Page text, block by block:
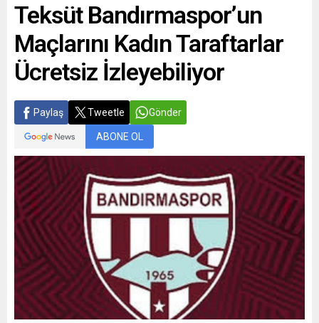
Teksüt Bandırmaspor’un
Maçlarını Kadın Taraftarlar
Ücretsiz İzleyebiliyor
Paylaş Tweetle Gönder
ABONE OL